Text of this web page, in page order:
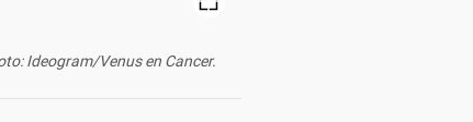
Ideogram/Venus en Cancer.